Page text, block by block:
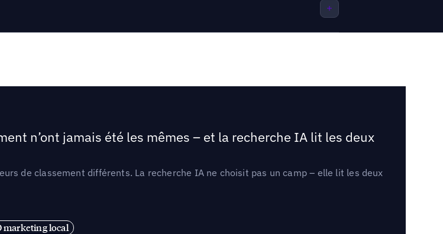
n’ont jamais été les mêmes – et la recherche IA lit les deux
de classement différents. La recherche IA ne choisit pas un camp – elle lit les deux
marketing local